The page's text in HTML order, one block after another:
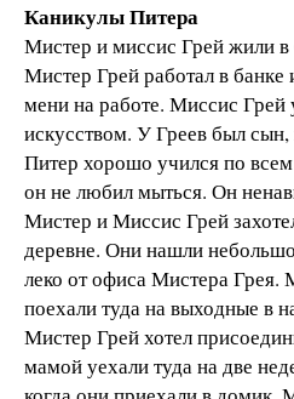
Каникулы Питера
Мистер и миссис Грей жили
Мистер Грей работал в
мени на работе. Миссис Грей
искусством. У Греев был сын,
Питер хорошо учился по
он не любил мыться. Он
Мистер и Миссис Грей
деревне. Они нашли
леко от офиса Мистера Грея.
поехали туда на выходные в
Мистер Грей хотел
мамой уехали туда на две